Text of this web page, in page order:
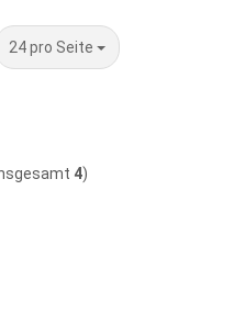
24 pro Seite
pro Seite
4)